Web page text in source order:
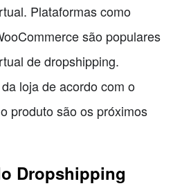
Plataformas como
são populares
de dropshipping.
loja de acordo com o
produto são os próximos
Dropshipping